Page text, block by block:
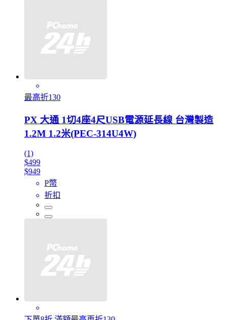
最高折130
PX 大通 1切4座4尺USB電源延長線 台灣製造
1.2M 1.2米(PEC-314U4W)
(1)
$499
$949
P幣
折扣